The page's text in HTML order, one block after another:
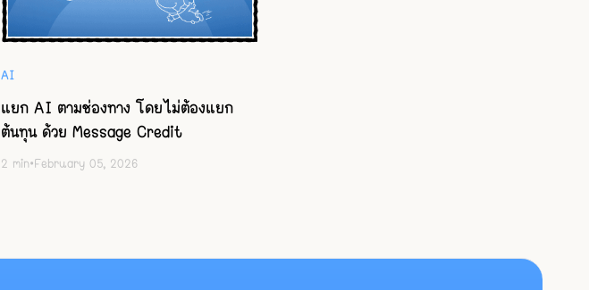
AI
แยก AI ตามช่องทาง โดยไม่ต้องแยก
ต้นทุน ด้วย Message Credit
2 min•February 05, 2026